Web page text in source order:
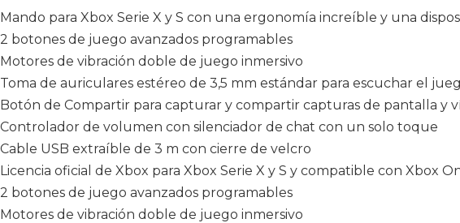
Mando para Xbox Serie X y S con una ergonomía increíble y una
2 botones de juego avanzados programables
Motores de vibración doble de juego inmersivo
Toma de auriculares estéreo de 3,5 mm estándar para escuchar el
Botón de Compartir para capturar y compartir capturas de pantalla y
Controlador de volumen con silenciador de chat con un solo toque
Cable USB extraíble de 3 m con cierre de velcro
Licencia oficial de Xbox para Xbox Serie X y S y compatible con Xbox
2 botones de juego avanzados programables
Motores de vibración doble de juego inmersivo